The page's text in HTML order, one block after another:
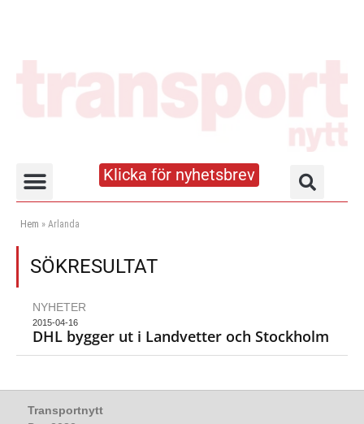
Klicka för nyhetsbrev
Hem » Arlanda
SÖKRESULTAT
NYHETER
2015-04-16
DHL bygger ut i Landvetter och Stockholm
Transportnytt